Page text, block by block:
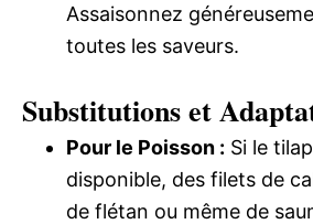
Assaisonnez
toutes les saveurs.
Substitutions et
Pour le Poisson : Si le
disponible, des filets de
de flétan ou même de